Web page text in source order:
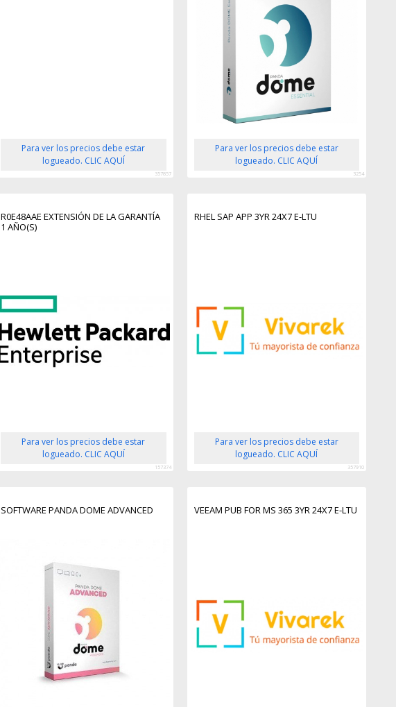
Para ver los precios debe estar
logueado. CLIC AQUÍ
357857
Para ver los precios debe estar
logueado. CLIC AQUÍ
3254
R0E48AAE EXTENSIÓN DE LA GARANTÍA
1 AÑO(S)
Para ver los precios debe estar
logueado. CLIC AQUÍ
157374
RHEL SAP APP 3YR 24X7 E-LTU
Para ver los precios debe estar
logueado. CLIC AQUÍ
357910
SOFTWARE PANDA DOME ADVANCED VEEAM PUB FOR MS 365 3YR 24X7 E-LTU